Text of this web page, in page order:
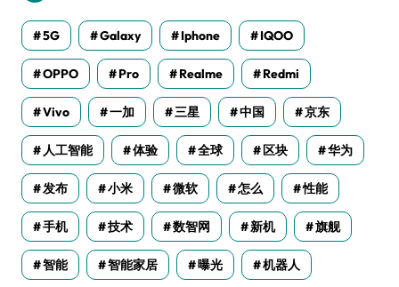
5G Galaxy Iphone IQOO
OPPO Pro Realme Redmi
Vivo 一加 三星 中国 京东
人工智能 体验 全球 区块 华为
发布 小米 微软 怎么 性能
手机 技术 数智网 新机 旗舰
智能 智能家居 曝光 机器人